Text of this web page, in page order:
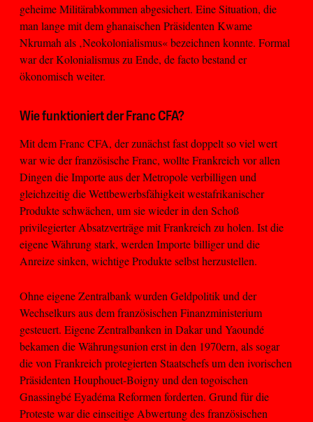
geheime Militärabkommen abgesichert. Eine Situation, die
man lange mit dem ghanaischen Präsidenten Kwame
Nkrumah als ‚Neokolonialismus« bezeichnen konnte. Formal
war der Kolonialismus zu Ende, de facto bestand er
ökonomisch weiter.
Wie funktioniert der Franc CFA?
Mit dem Franc CFA, der zunächst fast doppelt so viel wert
war wie der französische Franc, wollte Frankreich vor allen
Dingen die Importe aus der Metropole verbilligen und
gleichzeitig die Wettbewerbsfähigkeit westafrikanischer
Produkte schwächen, um sie wieder in den Schoß
privilegierter Absatzverträge mit Frankreich zu holen. Ist die
eigene Währung stark, werden Importe billiger und die
Anreize sinken, wichtige Produkte selbst herzustellen.
Ohne eigene Zentralbank wurden Geldpolitik und der
Wechselkurs aus dem französischen Finanzministerium
gesteuert. Eigene Zentralbanken in Dakar und Yaoundé
bekamen die Währungsunion erst in den 1970ern, als sogar
die von Frankreich protegierten Staatschefs um den ivorischen
Präsidenten Houphouet-Boigny und den togoischen
Gnassingbé Eyadéma Reformen forderten. Grund für die
Proteste war die einseitige Abwertung des französischen